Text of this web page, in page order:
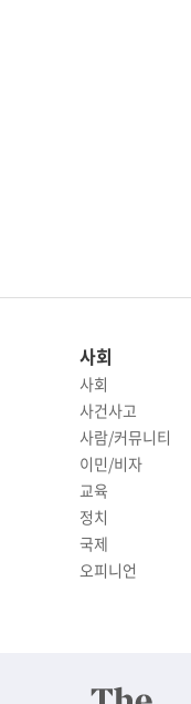
사회
사회
사건사고
사람/커뮤니티
이민/비자
교육
정치
국제
오피니언